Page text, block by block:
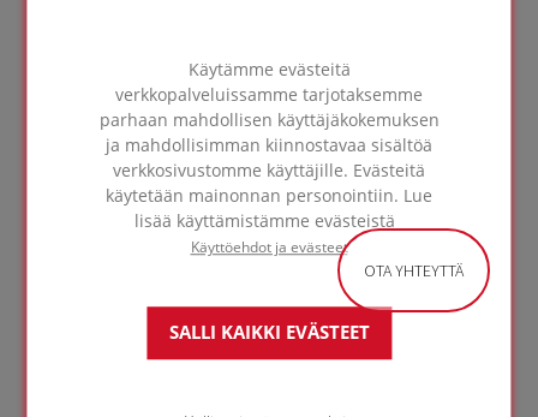
Käytämme evästeitä
verkkopalveluissamme tarjotaksemme
parhaan mahdollisen käyttäjäkokemuksen
ja mahdollisimman kiinnostavaa sisältöä
verkkosivustomme käyttäjille. Evästeitä
käytetään mainonnan personointiin. Lue
lisää käyttämistämme evästeistä
Käyttöehdot ja evästeet
SALLI KAIKKI EVÄSTEET
Käyttöturvallisuustiedote
Safety Data Sheet
OTA YHTEYTTÄ